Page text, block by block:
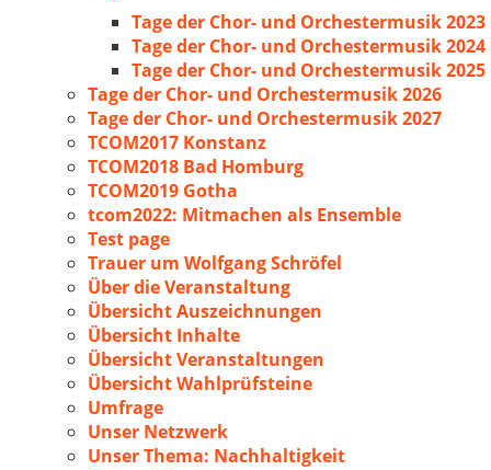
Tage der Chor- und Orchestermusik 2023
Tage der Chor- und Orchestermusik 2024
Tage der Chor- und Orchestermusik 2025
Tage der Chor- und Orchestermusik 2026
Tage der Chor- und Orchestermusik 2027
TCOM2017 Konstanz
TCOM2018 Bad Homburg
TCOM2019 Gotha
tcom2022: Mitmachen als Ensemble
Test page
Trauer um Wolfgang Schröfel
Über die Veranstaltung
Übersicht Auszeichnungen
Übersicht Inhalte
Übersicht Veranstaltungen
Übersicht Wahlprüfsteine
Umfrage
Unser Netzwerk
Unser Thema: Nachhaltigkeit